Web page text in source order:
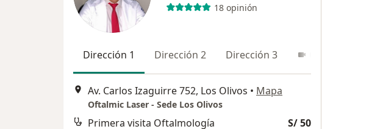
18 opinión
Dirección 1 Dirección 2 Dirección 3
Av. Carlos Izaguirre 752, Los Olivos • Mapa
Oftalmic Laser - Sede Los Olivos
Primera visita Oftalmología S/ 50